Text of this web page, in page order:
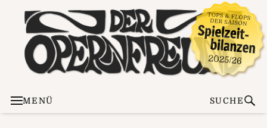
MENÜ SUCHE